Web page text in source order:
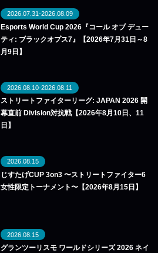
2026.07.31-2026.08.09
Esports World Cup 2026『コール オブ デュー
ティ: ブラックオプス7』【2026年7月31日～8
月9日】
2026.08.10-2026.08.11
ストリートファイターリーグ: JAPAN 2026 開
幕直前 Division対抗戦【2026年8月10日、11
日】
2026.08.15
じすたげCUP 3on3 〜ストリートファイター6
女性限定トーナメント〜【2026年8月15日】
2026.08.15
グランツーリスモ ワールドシリーズ 2026 ネイ